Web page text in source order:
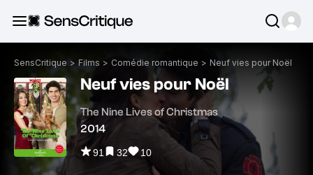
SensCritique > Films > Comédie romantique > Neuf vies pour Noël
Neuf vies pour Noël
The Nine Lives of Christmas
2014
91 32 10